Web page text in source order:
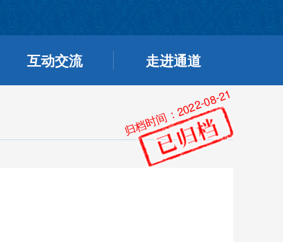
互动交流 走进通道
归档时间：2022-08-21